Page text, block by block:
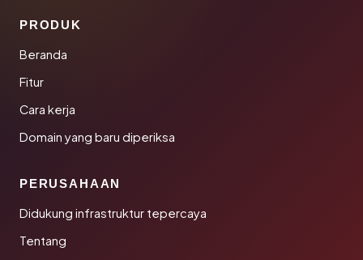
PRODUK
Beranda
Fitur
Cara kerja
Domain yang baru diperiksa
PERUSAHAAN
Didukung infrastruktur tepercaya
Tentang